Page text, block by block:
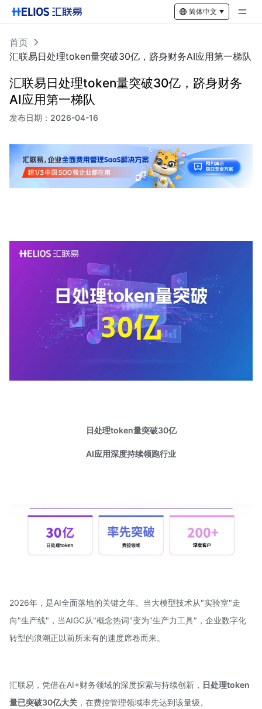
简体中文
首页
汇联易日处理token量突破30亿，跻身财务AI应用第一梯队
汇联易日处理token量突破30亿，跻身财务
AI应用第一梯队
发布日期： 2026-04-16
日处理token量突破30亿
AI应用深度持续领跑行业
2026年，是AI全面落地的关键之年。当大模型技术从"实验室"走
向"生产线"，当AIGC从"概念热词"变为"生产力工具"，企业数字化
转型的浪潮正以前所未有的速度席卷而来。
汇联易 ，凭借在AI+财务领域的深度探索与持续创新， 日处理token
量已突破30亿大关 ，在费控管理领域率先达到该量级。